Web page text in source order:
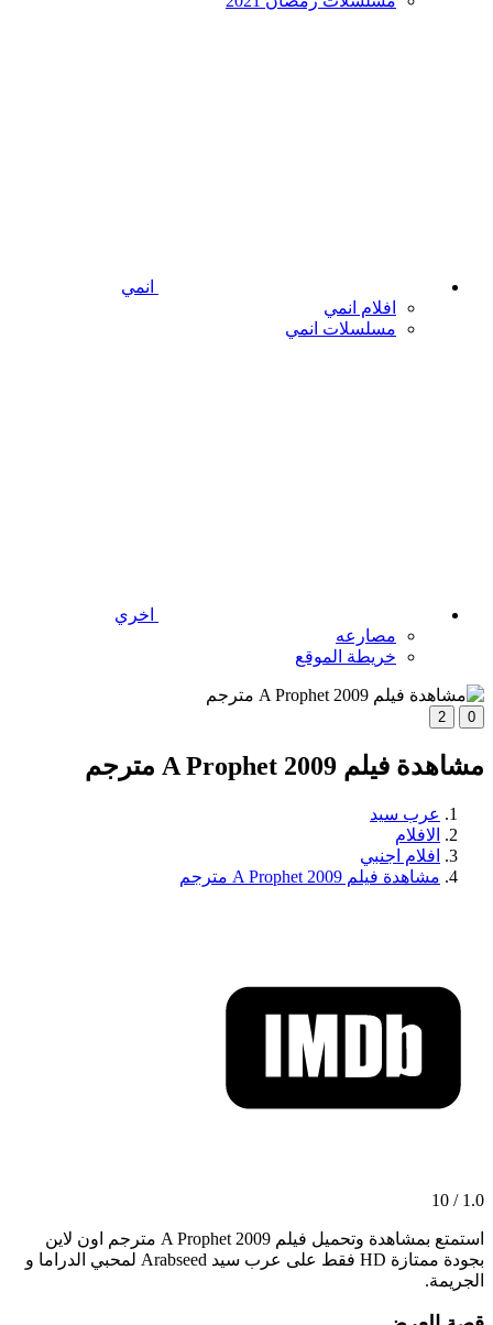
انمي
افلام انمي
مسلسلات انمي
اخري
مصارعه
خريطة الموقع
0
2
مشاهدة فيلم A Prophet 2009 مترجم
عرب سيد
الافلام
افلام اجنبي
مشاهدة فيلم A Prophet 2009 مترجم
1.0 / 10
استمتع بمشاهدة وتحميل فيلم A Prophet 2009 مترجم اون لاين
بجودة ممتازة HD فقط على عرب سيد Arabseed لمحبي الدراما و
الجريمة.